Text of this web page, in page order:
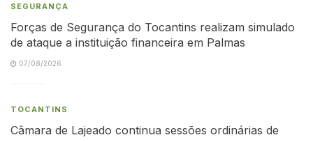
SEGURANÇA
Forças de Segurança do Tocantins realizam simulado
de ataque a instituição financeira em Palmas
07/08/2026
TOCANTINS
Câmara de Lajeado continua sessões ordinárias de